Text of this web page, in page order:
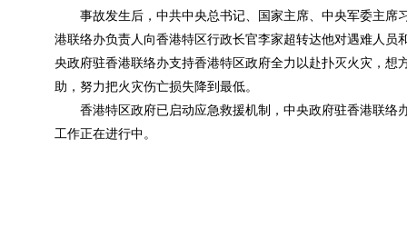
事故发生后，中共中央总书记、国家主席、中央军委主
港联络办负责人向香港特区行政长官李家超转达他对遇难人
央政府驻香港联络办支持香港特区政府全力以赴扑灭火灾，
助，努力把火灾伤亡损失降到最低。
香港特区政府已启动应急救援机制，中央政府驻香港联
工作正在进行中。